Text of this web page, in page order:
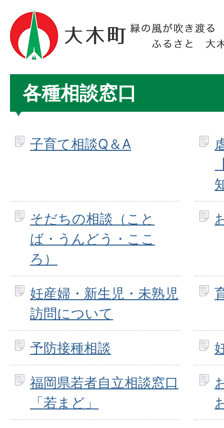
各種相談窓口
子育て相談Q＆A
そだちの相談（こと
ば・うんどう・ここ
ろ）
妊産婦・新生児・未熟児
訪問について
予防接種相談
福岡県若者自立相談窓口
「若まど」